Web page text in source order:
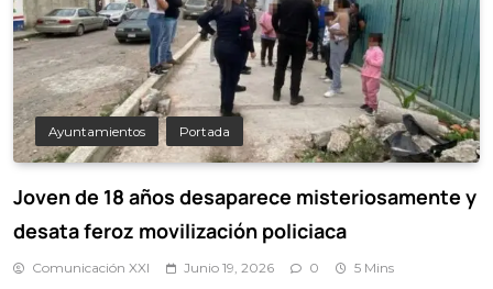
Ayuntamientos Portada
Joven de 18 años desaparece misteriosamente y
desata feroz movilización policiaca
Comunicación XXI Junio 19, 2026 0 5 Mins